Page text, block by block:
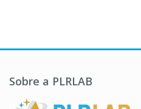
Sobre a PLRLAB